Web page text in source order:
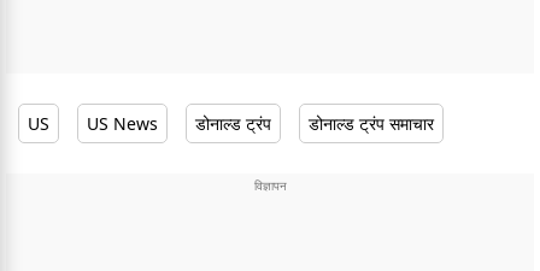
US US News डोनाल्ड ट्रंप डोनाल्ड ट्रंप समाचार